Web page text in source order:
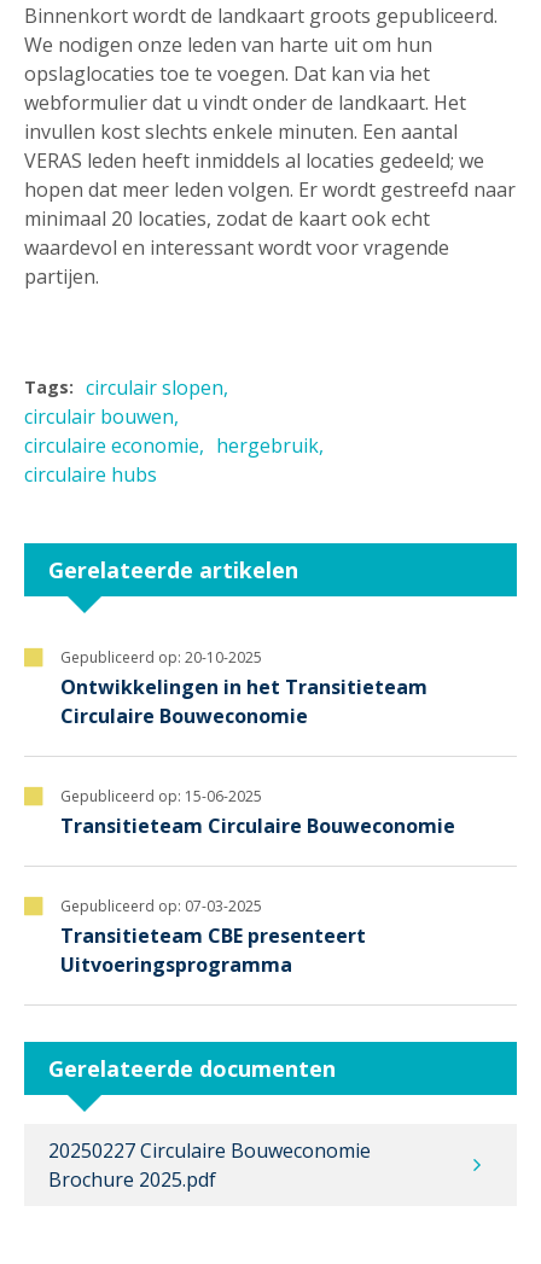
Binnenkort wordt de landkaart groots gepubliceerd.
We nodigen onze leden van harte uit om hun
opslaglocaties toe te voegen. Dat kan via het
webformulier dat u vindt onder de landkaart. Het
invullen kost slechts enkele minuten. Een aantal
VERAS leden heeft inmiddels al locaties gedeeld; we
hopen dat meer leden volgen. Er wordt gestreefd naar
minimaal 20 locaties, zodat de kaart ook echt
waardevol en interessant wordt voor vragende
partijen.
Tags: circulair slopen
circulair bouwen
circulaire economie
hergebruik
circulaire hubs
Gerelateerde artikelen
Gepubliceerd op: 20-10-2025
Ontwikkelingen in het Transitieteam
Circulaire Bouweconomie
Gepubliceerd op: 15-06-2025
Transitieteam Circulaire Bouweconomie
Gepubliceerd op: 07-03-2025
Transitieteam CBE presenteert
Uitvoeringsprogramma
Gerelateerde documenten
20250227 Circulaire Bouweconomie
Brochure 2025.pdf